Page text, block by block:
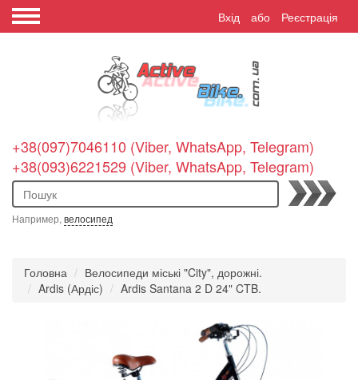
Вхід або Реєстрація
+38(097)7046110 (Viber, WhatsApp, Telegram)
+38(093)6221529 (Viber, WhatsApp, Telegram)
Пошук
Например, велосипед
Головна
Велосипеди міські "City", дорожні.
Ardis (Ардіс)
Ardis Santana 2 D 24" CTB.